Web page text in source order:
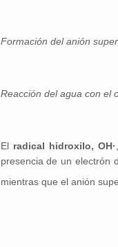
Formación del anión
Reacción del agua con el
El radical hidroxilo, OH·
presencia de un electrón
mientras que el anión